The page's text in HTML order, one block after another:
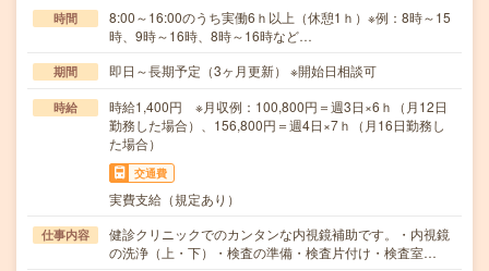
時間
8:00～16:00のうち実働6ｈ以上（休憩1ｈ）※例：8時～15
時、9時～16時、8時～16時など…
期間 即日～長期予定（3ヶ月更新） ※開始日相談可
時給
時給1,400円 ※月収例：100,800円＝週3日×6ｈ（月12日
勤務した場合）、156,800円＝週4日×7ｈ（月16日勤務し
た場合）
交通費
実費支給（規定あり）
仕事内容
健診クリニックでのカンタンな内視鏡補助です。・内視鏡
の洗浄（上・下）・検査の準備・検査片付け・検査室…